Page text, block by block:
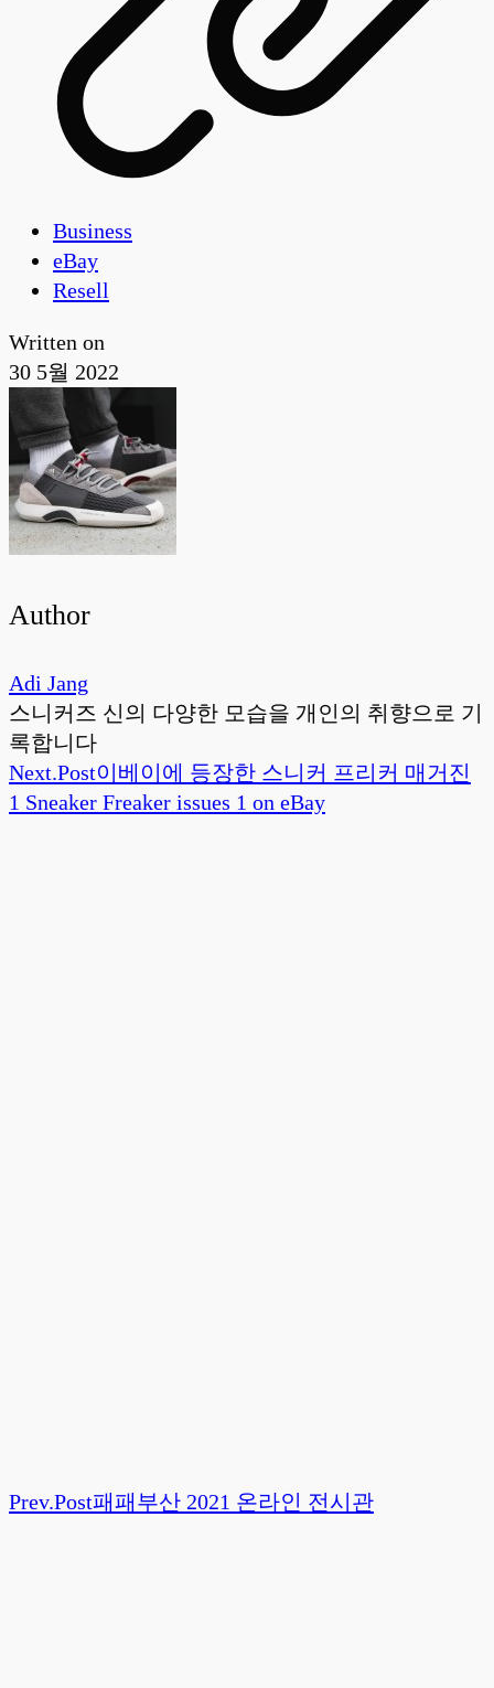
Business
eBay
Resell
Written on
30 5월 2022
Author
Adi Jang
스니커즈 신의 다양한 모습을 개인의 취향으로 기
록합니다
Next.Post이베이에 등장한 스니커 프리커 매거진
1 Sneaker Freaker issues 1 on eBay
Prev.Post패패부산 2021 온라인 전시관